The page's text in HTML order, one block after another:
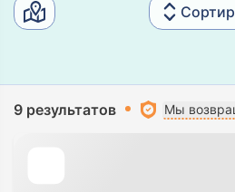
9 результатов Мы